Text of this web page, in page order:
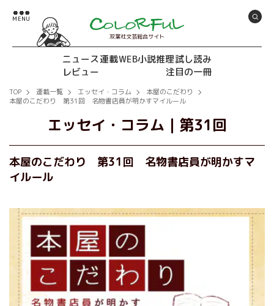
双葉社文芸総合サイト
ニュース連載WEB小説推理試し読み
レビュー
注目の一冊
TOP 連載一覧 エッセイ・コラム
本屋のこだわり
本屋のこだわり 第31回 名物書店員が明かすマイルール
エッセイ・コラム ｜ 第31回
本屋のこだわり 第31回 名物書店員が明かすマ
イルール